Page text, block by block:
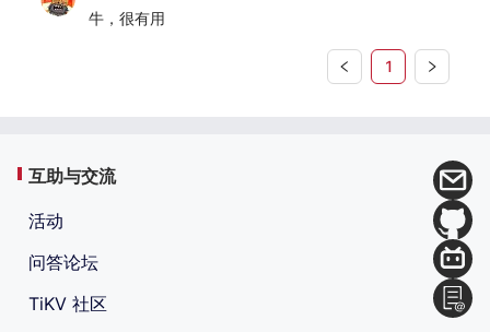
牛，很有用
1
互助与交流
活动
问答论坛
TiKV 社区